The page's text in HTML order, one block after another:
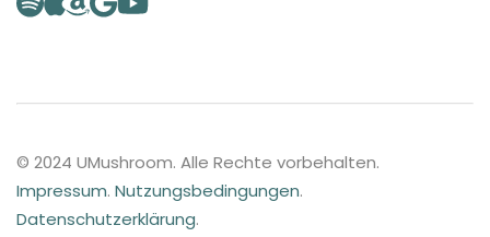
© 2024 UMushroom. Alle Rechte vorbehalten.
Impressum. Nutzungsbedingungen.
Datenschutzerklärung.